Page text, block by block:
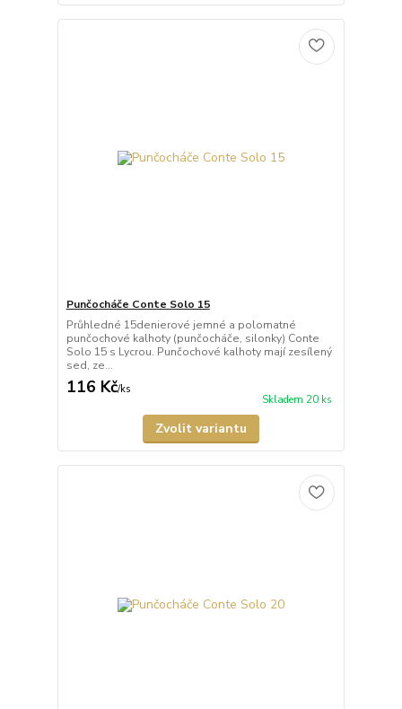
Punčocháče Conte Solo 15
Průhledné 15denierové jemné a polomatné
punčochové kalhoty (punčocháče, silonky) Conte
Solo 15 s Lycrou. Punčochové kalhoty mají zesílený
sed, ze...
116 Kč/ks
Skladem 20 ks
Zvolit variantu